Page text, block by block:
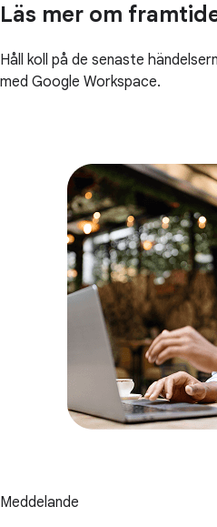
Läs mer om
Håll koll på de senaste
med Google Workspace.
Meddelande